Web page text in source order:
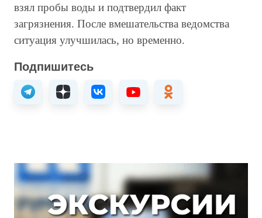
взял пробы воды и подтвердил факт
загрязнения. После вмешательства ведомства
ситуация улучшилась, но временно.
Подпишитесь